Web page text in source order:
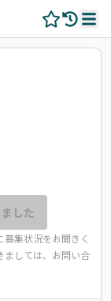
した
集状況をお聞きく
ましては、お問い合